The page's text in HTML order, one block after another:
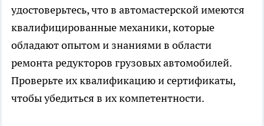
удостоверьтесь, что в автомастерской имеются
квалифицированные механики, которые
обладают опытом и знаниями в области
ремонта редукторов грузовых автомобилей.
Проверьте их квалификацию и сертификаты,
чтобы убедиться в их компетентности.